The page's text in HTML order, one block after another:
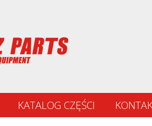
KATALOG CZĘŚCI